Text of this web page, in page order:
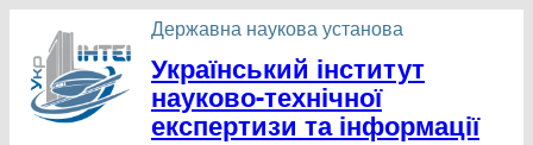
вмісту
Державна наукова установа
Український інститут
науково-технічної
експертизи та інформації